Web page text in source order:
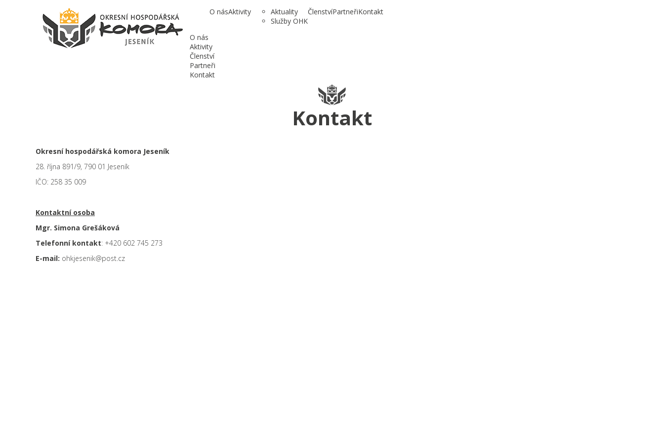
O násAktivity
Aktuality
Služby OHK
ČlenstvíPartneřiKontakt
O nás
Aktivity
Členství
Partneři
Kontakt
Kontakt
Okresní hospodářská komora Jeseník
28. října 891/9, 790 01 Jeseník
IČO: 258 35 009
Kontaktní osoba
Mgr. Simona Grešáková
Telefonní kontakt: +420 602 745 273
E-mail: ohkjesenik@post.cz